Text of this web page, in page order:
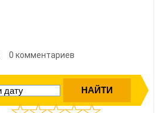
0 комментариев